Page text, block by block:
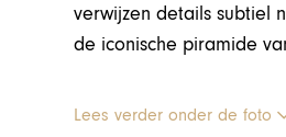
verwijzen details subtiel
de iconische piramide
Lees verder onder de foto